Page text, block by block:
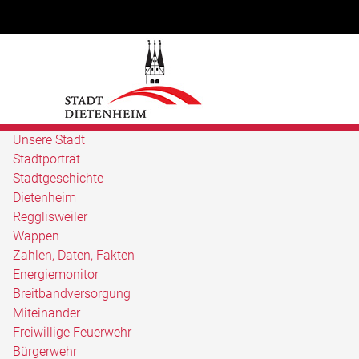
Unsere Stadt
Stadtporträt
Stadtgeschichte
Dietenheim
Regglisweiler
Wappen
Zahlen, Daten, Fakten
Energiemonitor
Breitbandversorgung
Miteinander
Freiwillige Feuerwehr
Bürgerwehr